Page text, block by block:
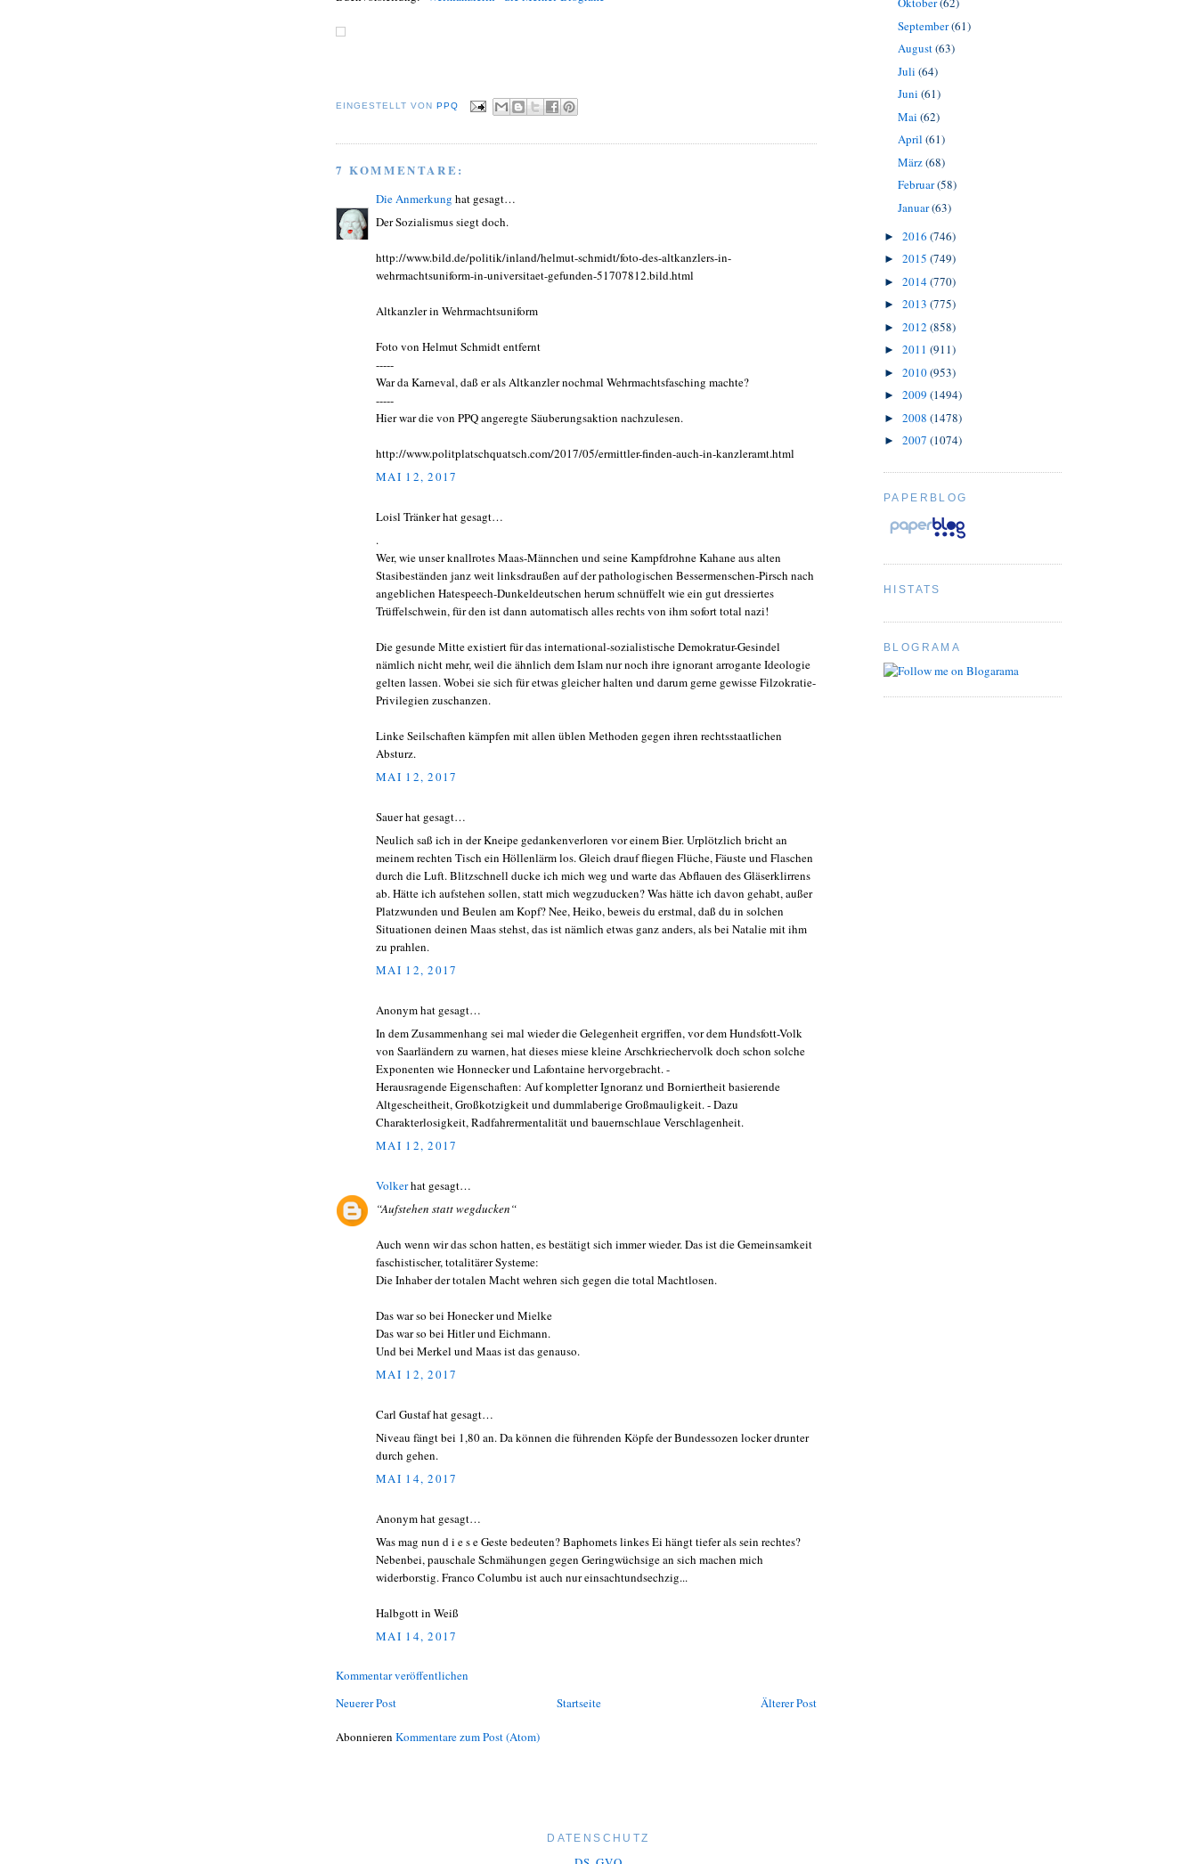
EINGESTELLT VON PPQ
7 KOMMENTARE:
Die Anmerkung hat gesagt…
Der Sozialismus siegt doch.
http://www.bild.de/politik/inland/helmut-schmidt/foto-des-altkanzlers-in-
wehrmachtsuniform-in-universitaet-gefunden-51707812.bild.html
Altkanzler in Wehrmachtsuniform
Foto von Helmut Schmidt entfernt
-----
War da Karneval, daß er als Altkanzler nochmal Wehrmachtsfasching machte?
-----
Hier war die von PPQ angeregte Säuberungsaktion nachzulesen.
http://www.politplatschquatsch.com/2017/05/ermittler-finden-auch-in-kanzleramt.html
MAI 12, 2017
Loisl Tränker hat gesagt…
.
Wer, wie unser knallrotes Maas-Männchen und seine Kampfdrohne Kahane aus alten
Stasibeständen janz weit linksdraußen auf der pathologischen Bessermenschen-Pirsch nach
angeblichen Hatespeech-Dunkeldeutschen herum schnüffelt wie ein gut dressiertes
Trüffelschwein, für den ist dann automatisch alles rechts von ihm sofort total nazi!
Die gesunde Mitte existiert für das international-sozialistische Demokratur-Gesindel
nämlich nicht mehr, weil die ähnlich dem Islam nur noch ihre ignorant arrogante Ideologie
gelten lassen. Wobei sie sich für etwas gleicher halten und darum gerne gewisse Filzokratie-
Privilegien zuschanzen.
Linke Seilschaften kämpfen mit allen üblen Methoden gegen ihren rechtsstaatlichen
Absturz.
MAI 12, 2017
Sauer hat gesagt…
Neulich saß ich in der Kneipe gedankenverloren vor einem Bier. Urplötzlich bricht an
meinem rechten Tisch ein Höllenlärm los. Gleich drauf fliegen Flüche, Fäuste und Flaschen
durch die Luft. Blitzschnell ducke ich mich weg und warte das Abflauen des Gläserklirrens
ab. Hätte ich aufstehen sollen, statt mich wegzuducken? Was hätte ich davon gehabt, außer
Platzwunden und Beulen am Kopf? Nee, Heiko, beweis du erstmal, daß du in solchen
Situationen deinen Maas stehst, das ist nämlich etwas ganz anders, als bei Natalie mit ihm
zu prahlen.
MAI 12, 2017
Anonym hat gesagt…
In dem Zusammenhang sei mal wieder die Gelegenheit ergriffen, vor dem Hundsfott-Volk
von Saarländern zu warnen, hat dieses miese kleine Arschkriechervolk doch schon solche
Exponenten wie Honnecker und Lafontaine hervorgebracht. -
Herausragende Eigenschaften: Auf kompletter Ignoranz und Borniertheit basierende
Altgescheitheit, Großkotzigkeit und dummlaberige Großmauligkeit. - Dazu
Charakterlosigkeit, Radfahrermentalität und bauernschlaue Verschlagenheit.
MAI 12, 2017
Volkerhat gesagt…
“Aufstehen statt wegducken“
Auch wenn wir das schon hatten, es bestätigt sich immer wieder. Das ist die Gemeinsamkeit
faschistischer, totalitärer Systeme:
Die Inhaber der totalen Macht wehren sich gegen die total Machtlosen.
Das war so bei Honecker und Mielke
Das war so bei Hitler und Eichmann.
Und bei Merkel und Maas ist das genauso.
MAI 12, 2017
Carl Gustaf hat gesagt…
Niveau fängt bei 1,80 an. Da können die führenden Köpfe der Bundessozen locker drunter
durch gehen.
MAI 14, 2017
Anonym hat gesagt…
Was mag nun d i e s e Geste bedeuten? Baphomets linkes Ei hängt tiefer als sein rechtes?
Nebenbei, pauschale Schmähungen gegen Geringwüchsige an sich machen mich
widerborstig. Franco Columbu ist auch nur einsachtundsechzig...
Halbgott in Weiß
MAI 14, 2017
Kommentar veröffentlichen
Neuerer Post
Älterer Post
Startseite
Abonnieren Kommentare zum Post (Atom)
September(61)
August(63)
Juli (64)
Juni (61)
Mai (62)
April (61)
März(68)
Februar(58)
Januar(63)
► 2016 (746)
► 2015 (749)
► 2014(770)
► 2013 (775)
► 2012 (858)
► 2011 (911)
► 2010(953)
► 2009 (1494)
► 2008 (1478)
► 2007 (1074)
PAPERBLOG
HISTATS
BLOGRAMA
DATENSCHUTZ